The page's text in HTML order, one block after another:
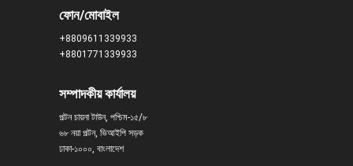
ফোন/মোবাইল
+8809611339933
+8801771339933
সম্পাদকীয় কার্যালয়
পল্টন চায়না টাউন, পশ্চিম-১৫/৮
৬৮ নয়া পল্টন, ভিআইপি সড়ক
ঢাকা-১০০০, বাংলাদেশ